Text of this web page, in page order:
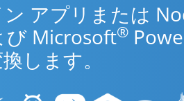
アプリまたは
び Microsoft®
します。